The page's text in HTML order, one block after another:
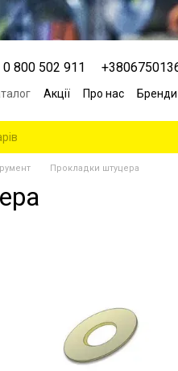
0 800 502 911
Акції Про нас Бренди
Прокладки штуцера